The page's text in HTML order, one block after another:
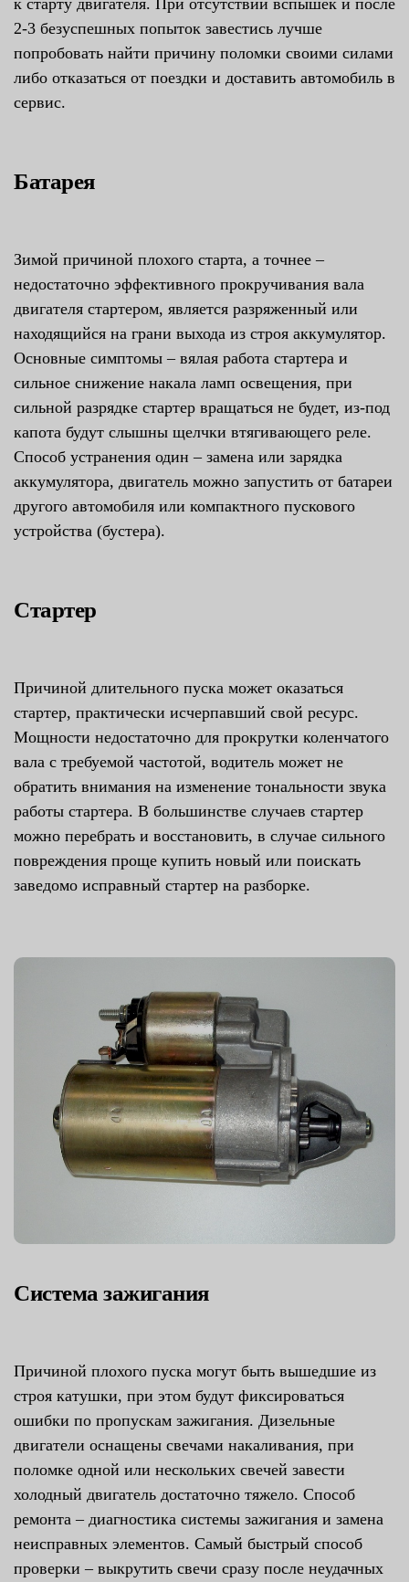
к старту двигателя. При отсутствии вспышек и после
2-3 безуспешных попыток завестись лучше
попробовать найти причину поломки своими силами
либо отказаться от поездки и доставить автомобиль в
сервис.
Батарея
Зимой причиной плохого старта, а точнее –
недостаточно эффективного прокручивания вала
двигателя стартером, является разряженный или
находящийся на грани выхода из строя аккумулятор.
Основные симптомы – вялая работа стартера и
сильное снижение накала ламп освещения, при
сильной разрядке стартер вращаться не будет, из-под
капота будут слышны щелчки втягивающего реле.
Способ устранения один – замена или зарядка
аккумулятора, двигатель можно запустить от батареи
другого автомобиля или компактного пускового
устройства (бустера).
Стартер
Причиной длительного пуска может оказаться
стартер, практически исчерпавший свой ресурс.
Мощности недостаточно для прокрутки коленчатого
вала с требуемой частотой, водитель может не
обратить внимания на изменение тональности звука
работы стартера. В большинстве случаев стартер
можно перебрать и восстановить, в случае сильного
повреждения проще купить новый или поискать
заведомо исправный стартер на разборке.
Система зажигания
Причиной плохого пуска могут быть вышедшие из
строя катушки, при этом будут фиксироваться
ошибки по пропускам зажигания. Дизельные
двигатели оснащены свечами накаливания, при
поломке одной или нескольких свечей завести
холодный двигатель достаточно тяжело. Способ
ремонта – диагностика системы зажигания и замена
неисправных элементов. Самый быстрый способ
проверки – выкрутить свечи сразу после неудачных